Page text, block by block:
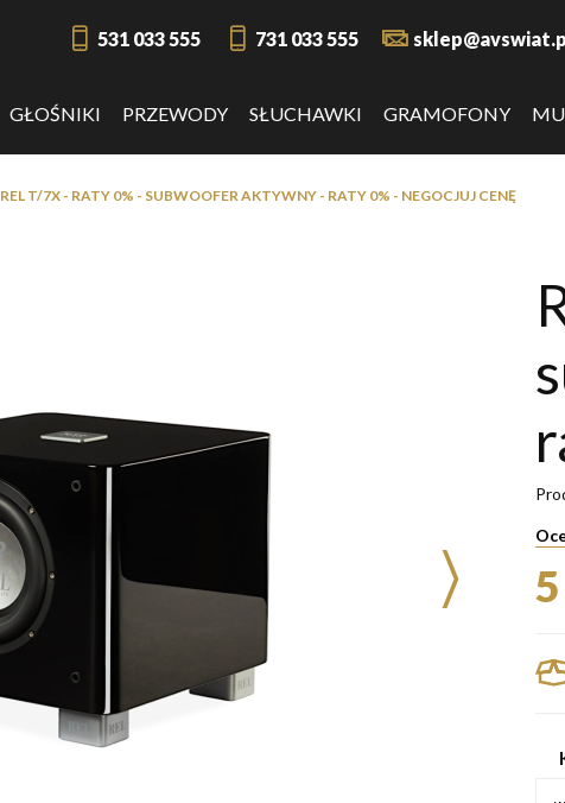
531 033 555 731 033 555
GŁOŚNIKI PRZEWODY SŁUCHAWKI GRAMOFONY
REL T/7X - RATY 0% - SUBWOOFER AKTYWNY - RATY 0% - NEGOCJUJ CENĘ